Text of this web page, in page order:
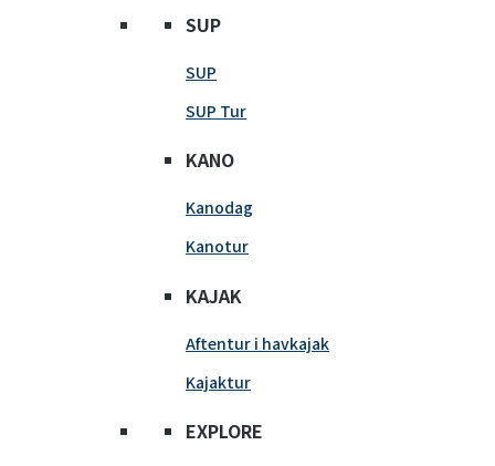
SUP
SUP
SUP Tur
KANO
Kanodag
Kanotur
KAJAK
Aftentur i havkajak
Kajaktur
EXPLORE